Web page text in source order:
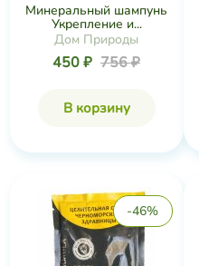
Минеральный шампунь
Укрепление и...
Дом Природы
450 ₽ 756 ₽
В корзину
-46%